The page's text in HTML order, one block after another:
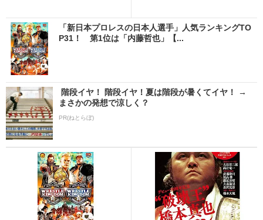
「新日本プロレスの日本人選手」人気ランキングTO
P31！ 第1位は「内藤哲也」【...
階段イヤ！ 階段イヤ！夏は階段が暑くてイヤ！ →
まさかの発想で涼しく？
PR(ねとらぼ)